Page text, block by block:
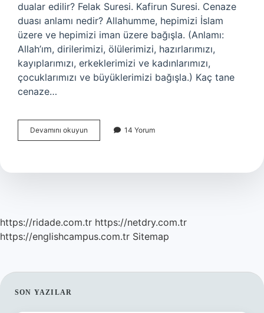
dualar edilir? Felak Suresi. Kafirun Suresi. Cenaze
duası anlamı nedir? Allahumme, hepimizi İslam
üzere ve hepimizi iman üzere bağışla. (Anlamı:
Allah’ım, dirilerimizi, ölülerimizi, hazırlarımızı,
kayıplarımızı, erkeklerimizi ve kadınlarımızı,
çocuklarımızı ve büyüklerimizi bağışla.) Kaç tane
cenaze…
Devamını okuyun
Duası
14 Yorum
https://ridade.com.tr https://netdry.com.tr
https://englishcampus.com.tr Sitemap
SIDEBAR
SON YAZILAR